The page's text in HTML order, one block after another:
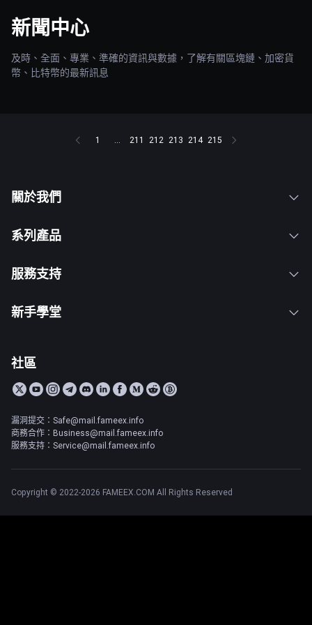
新聞中心
及時、全面、專業、準確的資訊與數據，了解有關區塊鏈、加密貨
幣、比特幣的最新訊息
1 ... 211 212 213 214 215
關於我們
系列產品
服務支持
新手學堂
社區
漏洞提交：Safe@mail.fameex.info
商務合作：Business@mail.fameex.info
服務支持：Service@mail.fameex.info
Copyright © 2022-2026 FAMEEX.COM All Rights Reserved